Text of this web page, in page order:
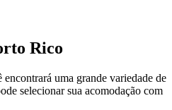
Rico
uma grande variedade de
selecionar sua acomodação com